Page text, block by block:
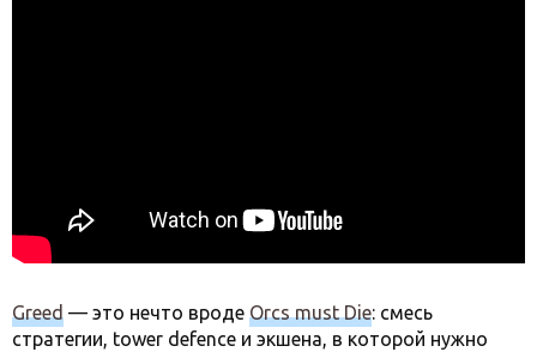
Greed — это нечто вроде Orcs must Die: смесь
стратегии, tower defence и экшена, в которой нужно